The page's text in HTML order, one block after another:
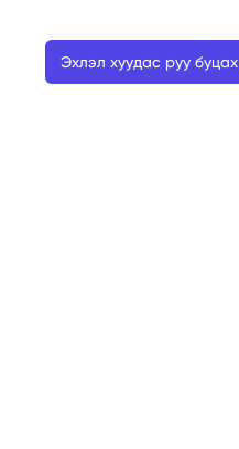
Эхлэл хуудас руу буцах